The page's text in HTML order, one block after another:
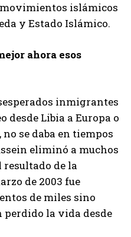
islámicos
y Estado Islámico.
ahora esos
inmigrantes
desde Libia a Europa o
se daba en tiempos
eliminó a muchos
resultado de la
de 2003 fue
de miles sino
la vida desde